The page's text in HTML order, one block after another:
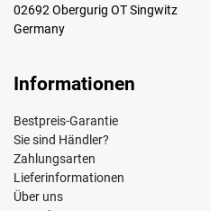
02692 Obergurig OT Singwitz
Germany
Informationen
Bestpreis-Garantie
Sie sind Händler?
Zahlungsarten
Lieferinformationen
Über uns